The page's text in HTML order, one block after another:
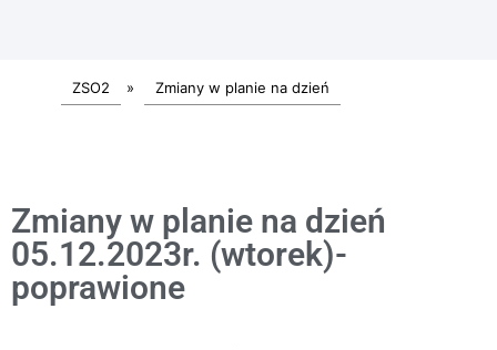
ZSO2 » Zmiany w planie na dzień
Zmiany w planie na dzień
05.12.2023r. (wtorek)-
poprawione